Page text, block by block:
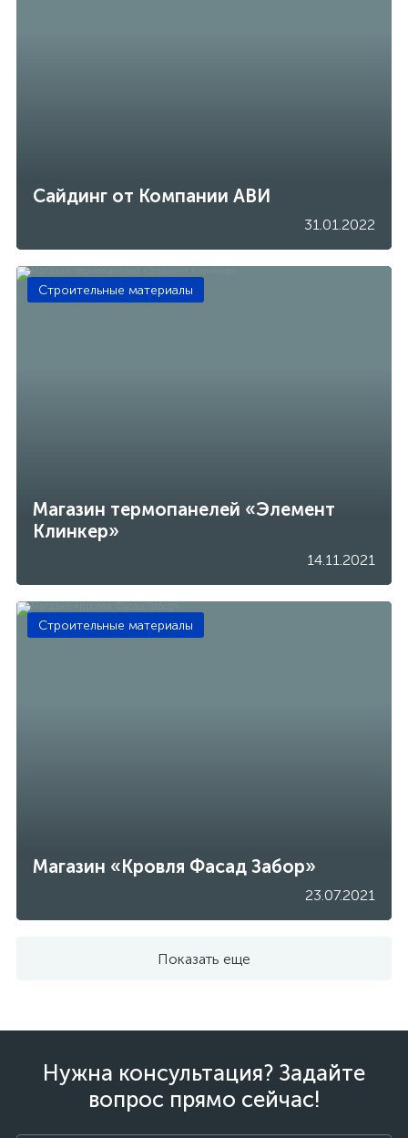
Сайдинг от Компании АВИ
31.01.2022
Магазин термопанелей «Элемент
Клинкер»
14.11.2021
Строительные материалы
Магазин «Кровля Фасад Забор»
23.07.2021
Строительные материалы
Показать еще
Нужна консультация? Задайте
вопрос прямо сейчас!